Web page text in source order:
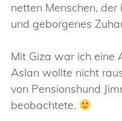
netten Menschen,
und geborgenes
Mit Giza war ich eine
Aslan wollte nicht
von Pensionshund
beobachtete.